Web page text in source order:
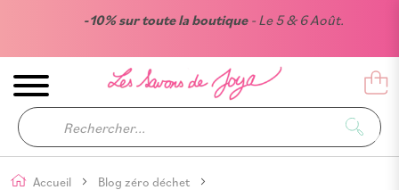
-10% sur toute la boutique- Le 5 & 6 Août.
Accueil
Blog zéro déchet